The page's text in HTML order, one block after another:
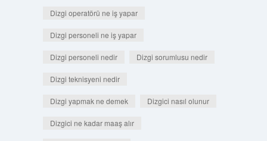
Dizgi operatörü ne iş yapar
Dizgi personeli ne iş yapar
Dizgi personeli nedir Dizgi sorumlusu nedir
Dizgi teknisyeni nedir
Dizgi yapmak ne demek Dizgici nasıl olunur
Dizgici ne kadar maaş alır